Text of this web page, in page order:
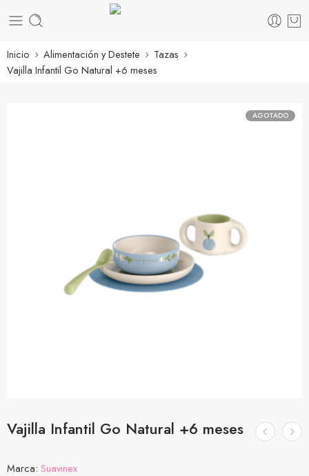
Inicio Alimentación y Destete
Tazas
Vajilla Infantil Go Natural +6 meses
AGOTADO
Vajilla Infantil Go Natural +6 meses
Marca: Suavinex